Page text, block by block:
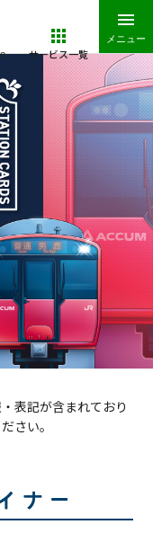
サービス一覧
メニュー
表記が含まれており
さい。